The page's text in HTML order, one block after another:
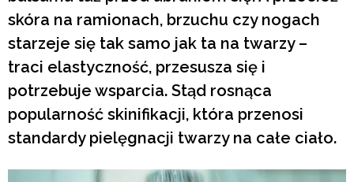
skóra na ramionach, brzuchu czy nogach
starzeje się tak samo jak ta na twarzy –
traci elastyczność, przesusza się i
potrzebuje wsparcia. Stąd rosnąca
popularność skinifikacji, która przenosi
standardy pielęgnacji twarzy na całe ciało.